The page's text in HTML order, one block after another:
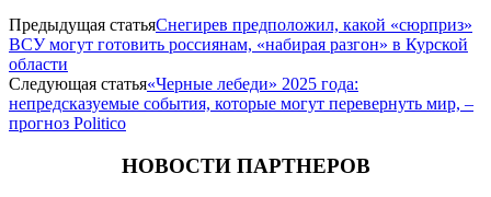
Предыдущая статьяСнегирев предположил, какой «сюрприз»
ВСУ могут готовить россиянам, «набирая разгон» в Курской
области
Следующая статья«Черные лебеди» 2025 года:
непредсказуемые события, которые могут перевернуть мир, –
прогноз Politico
НОВОСТИ ПАРТНЕРОВ